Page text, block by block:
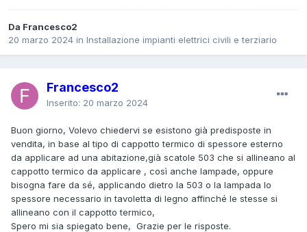
Da Francesco2
20 marzo 2024 in Installazione impianti elettrici civili e terziario
Francesco2
Inserito: 20 marzo 2024
Buon giorno, Volevo chiedervi se esistono già predisposte in
vendita, in base al tipo di cappotto termico di spessore esterno
da applicare ad una abitazione,già scatole 503 che si allineano al
cappotto termico da applicare , così anche lampade, oppure
bisogna fare da sé, applicando dietro la 503 o la lampada lo
spessore necessario in tavoletta di legno affinché le stesse si
allineano con il cappotto termico,
Spero mi sia spiegato bene, Grazie per le risposte.